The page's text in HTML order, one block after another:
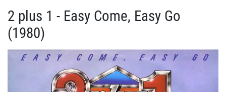
2 plus 1 - Easy Come, Easy Go
(1980)